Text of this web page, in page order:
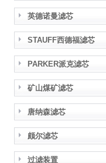
英德诺曼滤芯
STAUFF西德福滤芯
PARKER派克滤芯
矿山煤矿滤芯
唐纳森滤芯
颇尔滤芯
过滤装置